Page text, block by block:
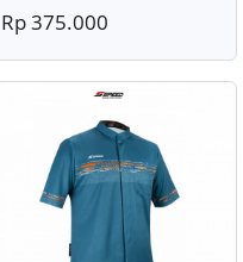
Rp 375.000